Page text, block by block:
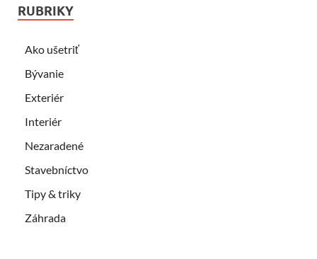
RUBRIKY
Ako ušetriť
Bývanie
Exteriér
Interiér
Nezaradené
Stavebníctvo
Tipy & triky
Záhrada